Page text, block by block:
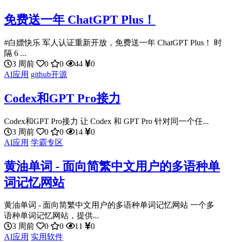
免费送一年 ChatGPT Plus！
#白嫖快乐 军人认证重新开放，免费送一年 ChatGPT Plus！ 时
隔 6 ...
3 周前
0 0 44
0
AI应用 github开源
Codex和GPT Pro接力
Codex和GPT Pro接力 让 Codex 和 GPT Pro 针对同一个任...
3 周前
0 0 14
0
AI应用 学霸专区
黄油单词 - 面向简繁中文用户的多语种单
词记忆网站
黄油单词 - 面向简繁中文用户的多语种单词记忆网站 一个多
语种单词记忆网站，提供...
3 周前
0 0 11
0
AI应用 实用软件